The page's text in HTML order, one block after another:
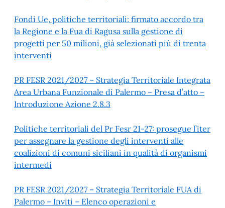
Fondi Ue, politiche territoriali: firmato accordo tra
la Regione e la Fua di Ragusa sulla gestione di
progetti per 50 milioni, già selezionati più di trenta
interventi
PR FESR 2021/2027 – Strategia Territoriale Integrata
Area Urbana Funzionale di Palermo – Presa d’atto –
Introduzione Azione 2.8.3
Politiche territoriali del Pr Fesr 21-27: prosegue l’iter
per assegnare la gestione degli interventi alle
coalizioni di comuni siciliani in qualità di organismi
intermedi
PR FESR 2021/2027 – Strategia Territoriale FUA di
Palermo – Inviti – Elenco operazioni e